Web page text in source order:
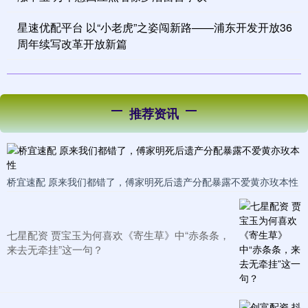
星速优配平台 以“小老虎”之姿闯新路——浦东开发开放36
周年续写改革开放新篇
推荐资讯
桥宜速配 原来我们都错了，傅家明死后遗产分配暴露不爱黄亦玫本性
七星配资 贾宝玉为何喜欢《寄生草》中“赤条条，
来去无牵挂”这一句？